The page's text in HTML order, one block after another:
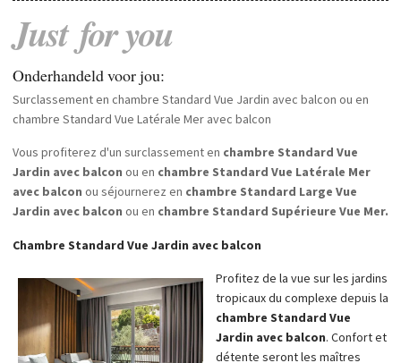
Just foryou
Onderhandeld voor jou:
Surclassement en chambre Standard Vue Jardin avec balcon ou en
chambre Standard Vue Latérale Mer avec balcon
Vous profiterez d'un surclassement en chambre Standard Vue
Jardin avec balcon ou en chambre Standard Vue Latérale Mer
avec balcon ou séjournerez en chambre Standard Large Vue
Jardin avec balcon ou en chambre Standard Supérieure Vue Mer.
Chambre Standard Vue Jardin avec balcon
Profitez de la vue sur les jardins
tropicaux du complexe depuis la
chambre Standard Vue
Jardin avec balcon. Confort et
détente seront les maîtres